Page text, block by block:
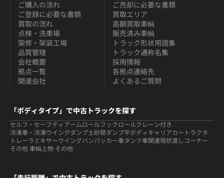
ご購入の流れ
ご登録に必要な書類
買取の流れ
ご売却に必要な書類
買取エリア
高額買取車輌
点検・洗車場
架修・架装工場
品質管理
販売済み車輌
トラック形状用語集
トラック通称名集
会社概要
拠点一覧
関連会社
採用情報
各拠点連絡先
よくあるご質問
「ボディタイプ」で中古トラックを探す
セルフ・セーフティ アームロールフックロールクレーン付き
冷凍車・冷凍ウイングダンプ土砂禁ダンプ平ボディ キャリアカー トラクタ
トレーラ ミキサーウイングバンパッカー車タンク車関連現状渡しコーナー
その他 車輌上物 その他